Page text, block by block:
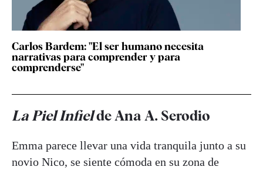
Carlos Bardem: "El ser humano necesita
narrativas para comprender y para
comprenderse"
La Piel Infielde Ana A. Serodio
Emma parece llevar una vida tranquila junto a su
novio Nico, se siente cómoda en su zona de